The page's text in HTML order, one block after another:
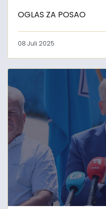
OGLAS ZA POSAO
08 Juli 2025